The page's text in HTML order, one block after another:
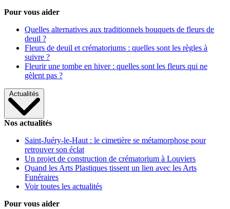
Pour vous aider
Quelles alternatives aux traditionnels bouquets de fleurs de
deuil ?
Fleurs de deuil et crématoriums : quelles sont les règles à
suivre ?
Fleurir une tombe en hiver : quelles sont les fleurs qui ne
gèlent pas ?
Actualités
Nos actualités
Saint-Juéry-le-Haut : le cimetière se métamorphose pour
retrouver son éclat
Un projet de construction de crématorium à Louviers
Quand les Arts Plastiques tissent un lien avec les Arts
Funéraires
Voir toutes les actualités
Pour vous aider